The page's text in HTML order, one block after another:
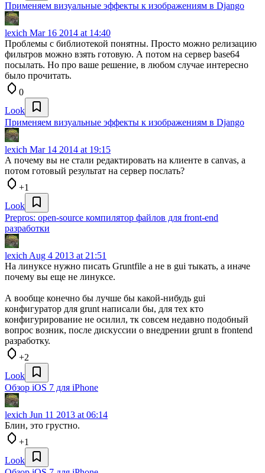
Применяем визуальные эффекты к изображениям в Django
lexich Mar 16 2014 at 14:40
Проблемы с библиотекой понятны. Просто можно релизацию
фильтров можно взять готовую. А потом на сервер base64
посылать. Но про ваше решение, в любом случае интересно
было прочитать.
0
Look
Применяем визуальные эффекты к изображениям в Django
lexich Mar 14 2014 at 19:15
А почему вы не стали редактировать на клиенте в canvas, а
потом готовый результат на сервер послать?
+1
Look
Prepros: open-source компилятор файлов для front-end
разработки
lexich Aug 4 2013 at 21:51
На линуксе нужно писать Gruntfile а не в gui тыкать, а иначе
почему вы еще не линуксе.
А вообще конечно бы лучше бы какой-нибудь gui
конфигуратор для grunt написали бы, для тех кто
конфигурирование не осилил, тк совсем недавно подобный
вопрос возник, после дискуссии о внедрении grunt в frontend
разработку.
+2
Look
Обзор iOS 7 для iPhone
lexich Jun 11 2013 at 06:14
Блин, это грустно.
+1
Look